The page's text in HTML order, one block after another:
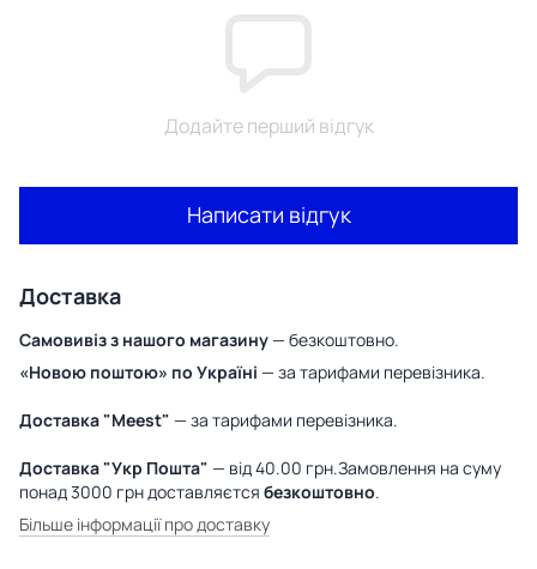
Додайте перший відгук
Написати відгук
Доставка
Самовивіз з нашого магазину— безкоштовно.
«Новою поштою» по Україні — за тарифами перевізника.
Доставка "Meest" — за тарифами перевізника.
Доставка "Укр Пошта" — від 40.00 грн.Замовлення на суму
понад 3000 грн доставляєтся безкоштовно.
Більше інформації про доставку